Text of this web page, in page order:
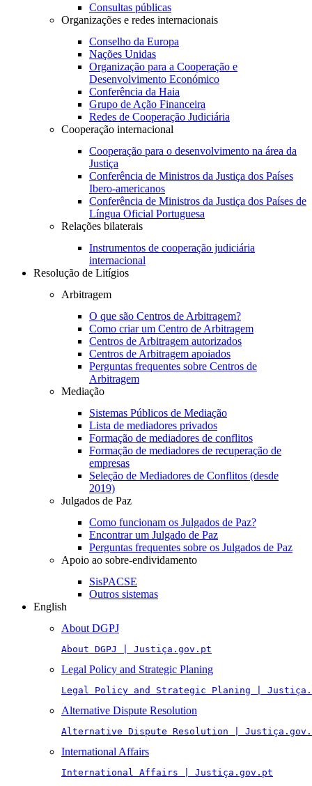
Consultas públicas
Organizações e redes internacionais
Conselho da Europa
Nações Unidas
Organização para a Cooperação e
Desenvolvimento Económico
Conferência da Haia
Grupo de Ação Financeira
Redes de Cooperação Judiciária
Cooperação internacional
Cooperação para o desenvolvimento na área da
Justiça
Conferência de Ministros da Justiça dos Países
Ibero-americanos
Conferência de Ministros da Justiça dos Países de
Língua Oficial Portuguesa
Relações bilaterais
Instrumentos de cooperação judiciária
internacional
Resolução de Litígios
Arbitragem
O que são Centros de Arbitragem?
Como criar um Centro de Arbitragem
Centros de Arbitragem autorizados
Centros de Arbitragem apoiados
Perguntas frequentes sobre Centros de
Arbitragem
Mediação
Sistemas Públicos de Mediação
Lista de mediadores privados
Formação de mediadores de conflitos
Formação de mediadores de recuperação de
empresas
Seleção de Mediadores de Conflitos (desde
2019)
Julgados de Paz
Como funcionam os Julgados de Paz?
Encontrar um Julgado de Paz
Perguntas frequentes sobre os Julgados de Paz
Apoio ao sobre-endividamento
SisPACSE
Outros sistemas
English
About DGPJ
About DGPJ | Justiça.gov.pt
Legal Policy and Strategic Planing
Legal Policy and Strategic Planing |
Alternative Dispute Resolution
Alternative Dispute Resolution |
International Affairs
International Affairs | Justiça.gov.pt